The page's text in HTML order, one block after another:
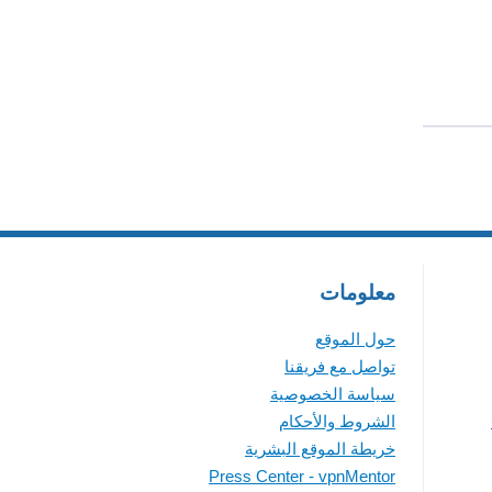
معلومات
حول الموقع
تواصل مع فريقنا
سياسة الخصوصية
الشروط والأحكام
خريطة الموقع البشرية
Press Center - vpnMentor